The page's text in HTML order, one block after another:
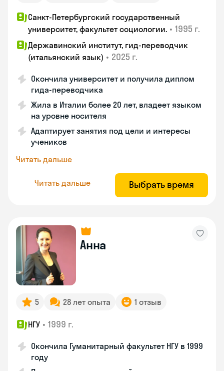
Санкт-Петербургский государственный
университет, факультет социологии. • 1995 г.
Державинский институт, гид-переводчик
(итальянский язык) • 2025 г.
Окончила университет и получила диплом
гида-переводчика
Жила в Италии более 20 лет, владеет языком
на уровне носителя
Адаптирует занятия под цели и интересы
учеников
Читать дальше
Читать дальше Выбрать время
Анна
5 28 лет опыта 1 отзыв
НГУ • 1999 г.
Окончила Гуманитарный факультет НГУ в 1999
году